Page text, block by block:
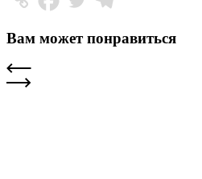
Вам может понравиться